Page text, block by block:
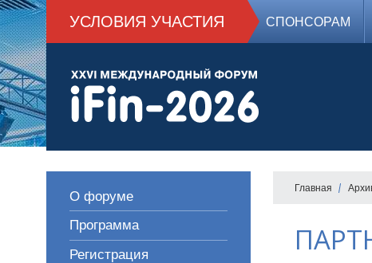
УСЛОВИЯ УЧАСТИЯ СПОНСОРАМ
О форуме
Программа
Регистрация
Главная